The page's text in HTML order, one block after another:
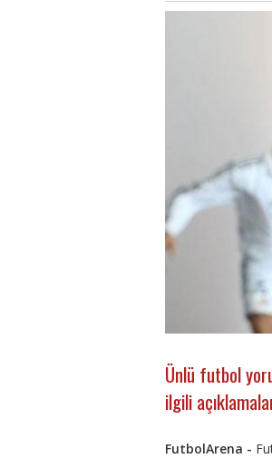
Ünlü futbol
ilgili
FutbolArena -